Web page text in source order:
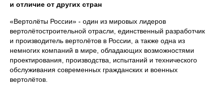
и отличие от других стран
«Вертолёты России» - один из мировых лидеров
вертолётостроительной отрасли, единственный разработчик
и производитель вертолётов в России, а также одна из
немногих компаний в мире, обладающих возможностями
проектирования, производства, испытаний и технического
обслуживания современных гражданских и военных
вертолётов.